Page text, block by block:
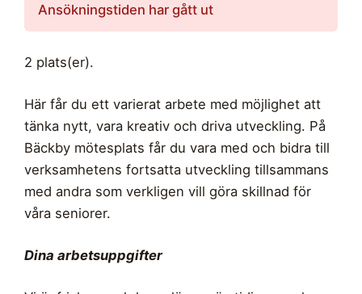
Ansökningstiden har gått ut
2 plats(er).
Här får du ett varierat arbete med möjlighet att
tänka nytt, vara kreativ och driva utveckling. På
Bäckby mötesplats får du vara med och bidra till
verksamhetens fortsatta utveckling tillsammans
med andra som verkligen vill göra skillnad för
våra seniorer.
Dina arbetsuppgifter